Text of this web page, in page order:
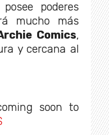
poderes
mucho más
Comics,
y cercana al
soon to